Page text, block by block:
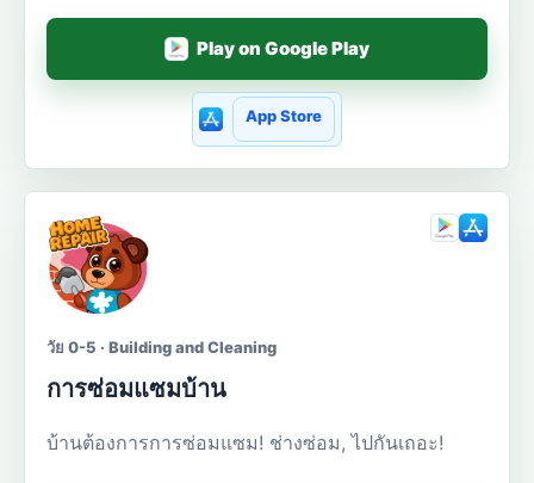
Play on Google Play
App Store
วัย 0-5 · Building and Cleaning
การซ่อมแซมบ้าน
บ้านต้องการการซ่อมแซม! ช่างซ่อม, ไปกันเถอะ!